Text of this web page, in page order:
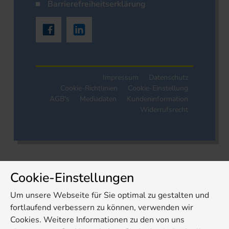
Barrierefreiheitserklärung
Impressum
Datenschutz
Cookie-Richtlinien
Cookie-Einstellung
AGB's
Mediadaten
Kundeninformation
Widerrufsrecht
Cookie-Einstellungen
Um unsere Webseite für Sie optimal zu gestalten und
fortlaufend verbessern zu können, verwenden wir
Cookies. Weitere Informationen zu den von uns